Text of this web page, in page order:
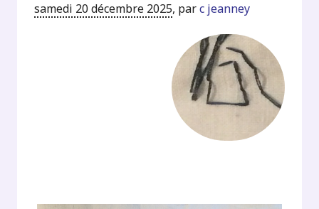
samedi 20 décembre 2025, parc jeanney